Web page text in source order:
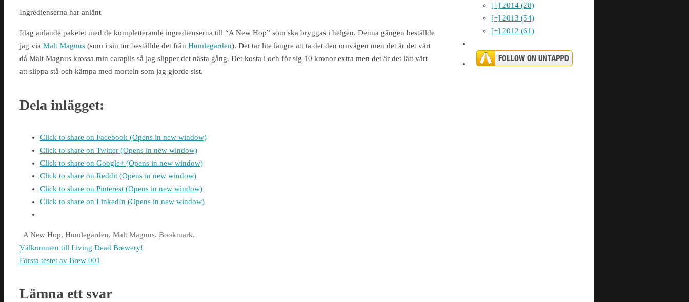
Ingredienserna har anlänt
Idag anlände paketet med de kompletterande ingredienserna till “A New Hop” som ska bryggas i helgen. Denna gången beställde
jag via Malt Magnus (som i sin tur beställde det från Humlegården). Det tar lite längre att ta det den omvägen men det är det värt
då Malt Magnus krossa min carapils så jag slipper det nästa gång. Det kosta i och för sig 10 kronor extra men det är det lätt värt
att slippa stå och kämpa med morteln som jag gjorde sist.
Dela inlägget:
Click to share on Facebook (Opens in new window)
Click to share on Twitter (Opens in new window)
Click to share on Google+ (Opens in new window)
Click to share on Reddit (Opens in new window)
Click to share on Pinterest (Opens in new window)
Click to share on LinkedIn (Opens in new window)
A New Hop, Humlegården, Malt Magnus. Bookmark.
Välkommen till Living Dead Brewery!
Första testet av Brew 001
Lämna ett svar
[+] 2014 (28)
[+] 2013 (54)
[+] 2012 (61)